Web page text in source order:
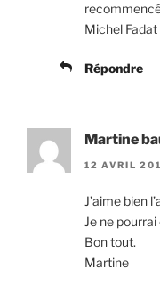
Michel Fadat
Répondre
Martine
12 AVRIL
J’aime bien
Je ne
Bon tout.
Martine